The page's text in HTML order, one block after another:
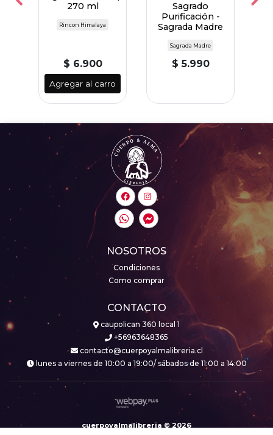
270 ml
Rincon Himalaya
$ 6.900
Agregar al carro
Sagrado
Purificación -
Sagrada Madre
Sagrada Madre
$ 5.990
NOSOTROS
Condiciones
Como comprar
CONTACTO
caupolican 360 local 1
+56963648365
contacto@cuerpoyalmalibreria.cl
lunes a viernes de 10:00 a 19:00/ sábados de 11:00 a 14:00
cuerpoyalmalibreria © 2026